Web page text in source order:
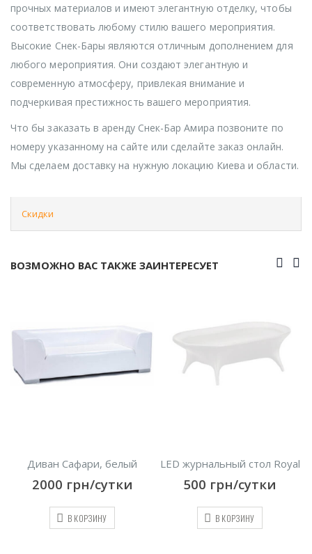
прочных материалов и имеют элегантную отделку, чтобы
соответствовать любому стилю вашего мероприятия.
Высокие Снек-Бары являются отличным дополнением для
любого мероприятия. Они создают элегантную и
современную атмосферу, привлекая внимание и
подчеркивая престижность вашего мероприятия.
Что бы заказать в аренду Снек-Бар Амира позвоните по
номеру указанному на сайте или сделайте заказ онлайн.
Мы сделаем доставку на нужную локацию Киева и области.
Скидки
ВОЗМОЖНО ВАС ТАКЖЕ ЗАИНТЕРЕСУЕТ
Диван Сафари, белый
2000 грн/сутки
В КОРЗИНУ
LED журнальный стол Royal
500 грн/сутки
В КОРЗИНУ